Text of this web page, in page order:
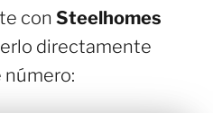
con Steelhomes
directamente
número: